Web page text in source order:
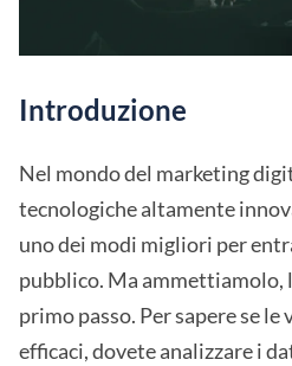
Introduzione
Nel mondo del marketing
tecnologiche altamente
uno dei modi migliori per
pubblico. Ma ammettiamolo,
primo passo. Per sapere se le
efficaci, dovete analizzare i